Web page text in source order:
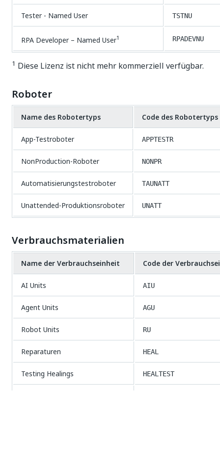
Tester - Named User TSTNU
RPA Developer – Named User1 RPADEVNU
1 Diese Lizenz ist nicht mehr kommerziell verfügbar.
Roboter
Name des Robotertyps Code des Robotertyps
App-Testroboter APPTESTR
NonProduction-Roboter NONPR
Automatisierungstestroboter TAUNATT
Unattended-Produktionsroboter UNATT
Verbrauchsmaterialien
Name der Verbrauchseinheit Code der
AI Units AIU
Agent Units AGU
Robot Units RU
Reparaturen HEAL
Testing Healings HEALTEST